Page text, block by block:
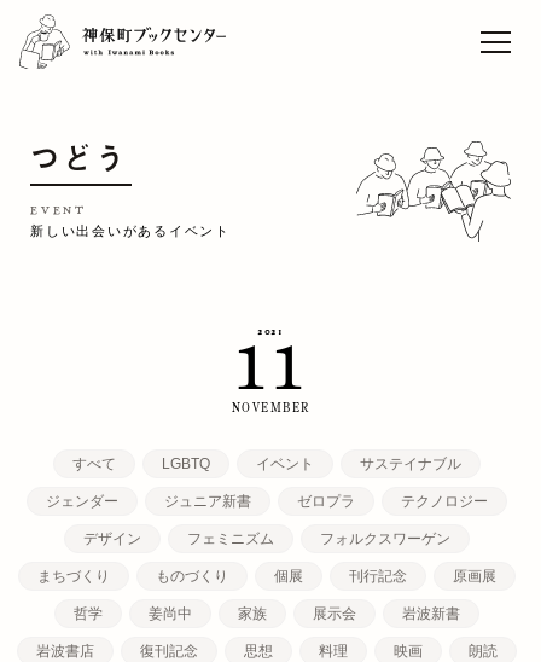
EVENT
CAFE
Sun
楽」vol.9 松藤量平
つどう
EVENT
新しい出会いがあるイベント
2021
11
NOVEMBER
すべて LGBTQ イベント サステイナブル
ジェンダー ジュニア新書 ゼロプラ テクノロジー
デザイン フェミニズム フォルクスワーゲン
まちづくり ものづくり 個展 刊行記念 原画展
哲学 姜尚中 家族 展示会 岩波新書
岩波書店 復刊記念 思想 料理 映画 朗読